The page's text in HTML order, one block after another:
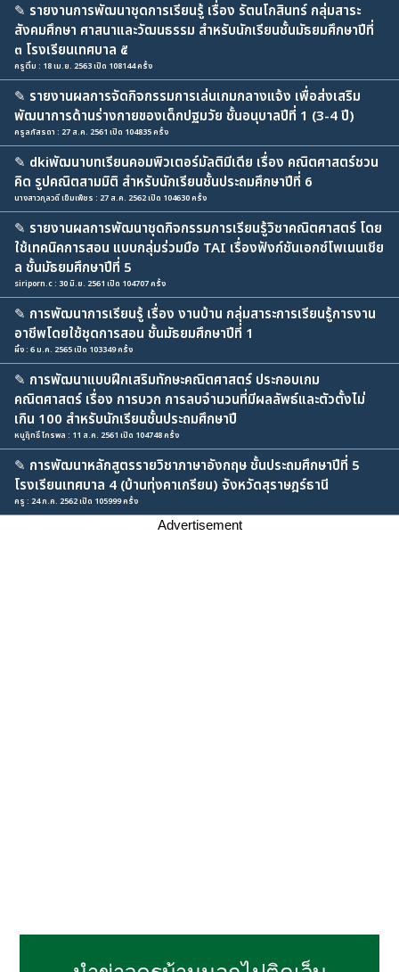
✎ รายงานการพัฒนาชุดการเรียนรู้ เรื่อง รัตนโกสินทร์ กลุ่มสาระ
สังคมศึกษา ศาสนาและวัฒนธรรม สำหรับนักเรียนชั้นมัธยมศึกษาปีที่
๓ โรงเรียนเทศบาล ๕
ครูติ๋ม : 18 เม.ย. 2563 เปิด 108144 ครั้ง
✎ รายงานผลการจัดกิจกรรมการเล่นเกมกลางแจ้ง เพื่อส่งเสริม
พัฒนาการด้านร่างกายของเด็กปฐมวัย ชั้นอนุบาลปีที่ 1 (3-4 ปี)
ครูลภัสรดา : 27 ส.ค. 2561 เปิด 104835 ครั้ง
✎ dkiพัฒนาบทเรียนคอมพิวเตอร์มัลติมีเดีย เรื่อง คณิตศาสตร์ชวน
คิด รูปคณิตสามมิติ สำหรับนักเรียนชั้นประถมศึกษาปีที่ 6
นางสาวกุลวดี เข็มเพ็ชร : 27 ส.ค. 2562 เปิด 104630 ครั้ง
✎ รายงานผลการพัฒนาชุดกิจกรรมการเรียนรู้วิชาคณิตศาสตร์ โดย
ใช้เทคนิคการสอน แบบกลุ่มร่วมมือ TAI เรื่องฟังก์ชันเอกซ์โพเนนเชีย
ล ชั้นมัธยมศึกษาปีที่ 5
siriporn.c : 30 มิ.ย. 2561 เปิด 104707 ครั้ง
✎ การพัฒนาการเรียนรู้ เรื่อง งานบ้าน กลุ่มสาระการเรียนรู้การงาน
อาชีพโดยใช้ชุดการสอน ชั้นมัธยมศึกษาปีที่ 1
ผึ้ง : 6 ม.ค. 2565 เปิด 103349 ครั้ง
✎ การพัฒนาแบบฝึกเสริมทักษะคณิตศาสตร์ ประกอบเกม
คณิตศาสตร์ เรื่อง การบวก การลบจำนวนที่มีผลลัพธ์และตัวตั้งไม่
เกิน 100 สำหรับนักเรียนชั้นประถมศึกษาปี
หนูฤิทธิ์ ไกรพล : 11 ส.ค. 2561 เปิด 104748 ครั้ง
✎ การพัฒนาหลักสูตรรายวิชาภาษาอังกฤษ ชั้นประถมศึกษาปีที่ 5
โรงเรียนเทศบาล 4 (บ้านทุ่งคาเกรียน) จังหวัดสุราษฎร์ธานี
ครู : 24 ก.ค. 2562 เปิด 105999 ครั้ง
Advertisement